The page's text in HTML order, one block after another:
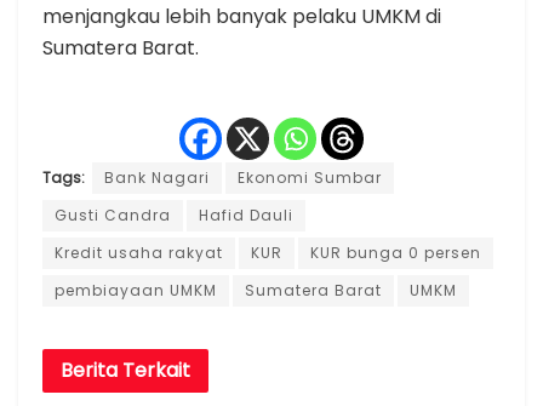
menjangkau lebih banyak pelaku UMKM di
Sumatera Barat.
Tags: Bank Nagari
Ekonomi Sumbar
Gusti Candra
Hafid Dauli
Kredit usaha rakyat
KUR
KUR bunga 0 persen
pembiayaan UMKM
Sumatera Barat UMKM
Berita Terkait